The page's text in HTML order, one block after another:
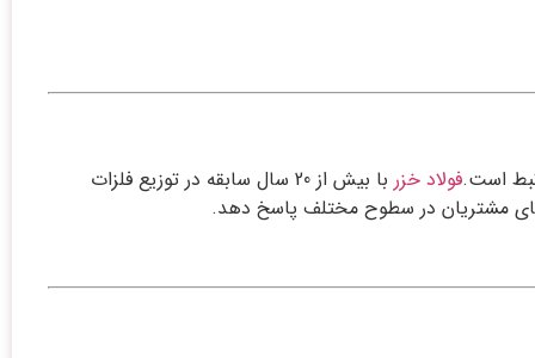
است.فولاد خزر
با بیش از 20 سال سابقه در توزیع فلزات
های مشتریان در سطوح مختلف پاسخ دهد.